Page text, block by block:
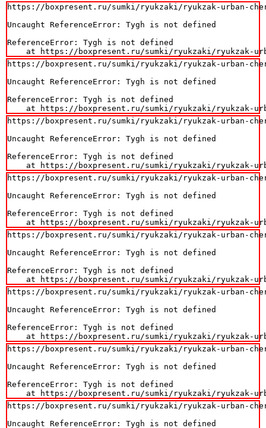
https://boxpresent.ru/sumki/ryukzaki/ryukzak-urban-
Uncaught ReferenceError: Tygh is not defined
ReferenceError: Tygh is not defined
at https://boxpresent.ru/sumki/ryukzaki/ryukzak-
https://boxpresent.ru/sumki/ryukzaki/ryukzak-urban-
Uncaught ReferenceError: Tygh is not defined
ReferenceError: Tygh is not defined
at https://boxpresent.ru/sumki/ryukzaki/ryukzak-
https://boxpresent.ru/sumki/ryukzaki/ryukzak-urban-
Uncaught ReferenceError: Tygh is not defined
ReferenceError: Tygh is not defined
at https://boxpresent.ru/sumki/ryukzaki/ryukzak-
https://boxpresent.ru/sumki/ryukzaki/ryukzak-urban-
Uncaught ReferenceError: Tygh is not defined
ReferenceError: Tygh is not defined
at https://boxpresent.ru/sumki/ryukzaki/ryukzak-
https://boxpresent.ru/sumki/ryukzaki/ryukzak-urban-
Uncaught ReferenceError: Tygh is not defined
ReferenceError: Tygh is not defined
at https://boxpresent.ru/sumki/ryukzaki/ryukzak-
https://boxpresent.ru/sumki/ryukzaki/ryukzak-urban-
Uncaught ReferenceError: Tygh is not defined
ReferenceError: Tygh is not defined
at https://boxpresent.ru/sumki/ryukzaki/ryukzak-
https://boxpresent.ru/sumki/ryukzaki/ryukzak-urban-
Uncaught ReferenceError: Tygh is not defined
ReferenceError: Tygh is not defined
at https://boxpresent.ru/sumki/ryukzaki/ryukzak-
https://boxpresent.ru/sumki/ryukzaki/ryukzak-urban-
Uncaught ReferenceError: Tygh is not defined